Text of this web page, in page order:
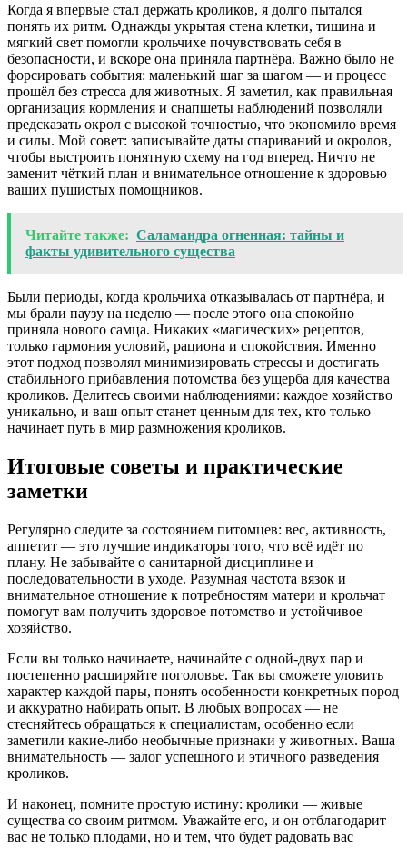
Когда я впервые стал держать кроликов, я долго пытался
понять их ритм. Однажды укрытая стена клетки, тишина и
мягкий свет помогли крольчихе почувствовать себя в
безопасности, и вскоре она приняла партнёра. Важно было не
форсировать события: маленький шаг за шагом — и процесс
прошёл без стресса для животных. Я заметил, как правильная
организация кормления и снапшеты наблюдений позволяли
предсказать окрол с высокой точностью, что экономило время
и силы. Мой совет: записывайте даты спариваний и окролов,
чтобы выстроить понятную схему на год вперед. Ничто не
заменит чёткий план и внимательное отношение к здоровью
ваших пушистых помощников.
Читайте также: Саламандра огненная: тайны и
факты удивительного существа
Были периоды, когда крольчиха отказывалась от партнёра, и
мы брали паузу на неделю — после этого она спокойно
приняла нового самца. Никаких «магических» рецептов,
только гармония условий, рациона и спокойствия. Именно
этот подход позволял минимизировать стрессы и достигать
стабильного прибавления потомства без ущерба для качества
кроликов. Делитесь своими наблюдениями: каждое хозяйство
уникально, и ваш опыт станет ценным для тех, кто только
начинает путь в мир размножения кроликов.
Итоговые советы и практические
заметки
Регулярно следите за состоянием питомцев: вес, активность,
аппетит — это лучшие индикаторы того, что всё идёт по
плану. Не забывайте о санитарной дисциплине и
последовательности в уходе. Разумная частота вязок и
внимательное отношение к потребностям матери и крольчат
помогут вам получить здоровое потомство и устойчивое
хозяйство.
Если вы только начинаете, начинайте с одной-двух пар и
постепенно расширяйте поголовье. Так вы сможете уловить
характер каждой пары, понять особенности конкретных пород
и аккуратно набирать опыт. В любых вопросах — не
стесняйтесь обращаться к специалистам, особенно если
заметили какие-либо необычные признаки у животных. Ваша
внимательность — залог успешного и этичного разведения
кроликов.
И наконец, помните простую истину: кролики — живые
существа со своим ритмом. Уважайте его, и он отблагодарит
вас не только плодами, но и тем, что будет радовать вас